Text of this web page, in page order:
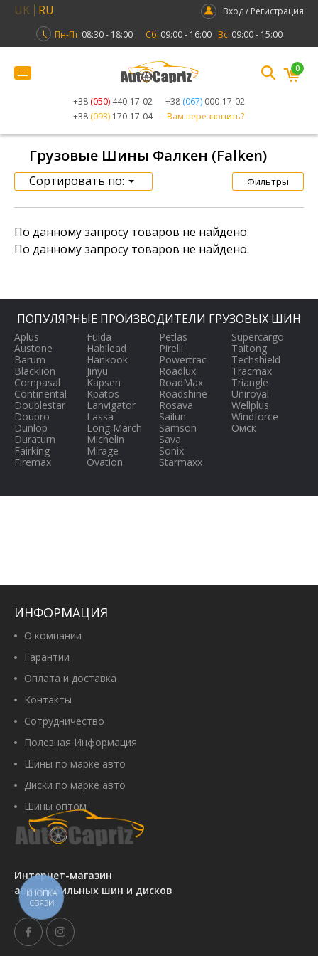
UK RU
Вход / Регистрация
Пн-Пт: 08:30 - 18:00 Сб: 09:00 - 16:00 Вс: 09:00 - 15:00
+38 (050) 440-17-02 +38 (067) 000-17-02
+38 (093) 170-17-04 Вам перезвонить?
0
Грузовые Шины Фалкен (Falken)
Сортировать по: Фильтры
По данному запросу товаров не найдено.
По данному запросу товаров не найдено.
ПОПУЛЯРНЫЕ ПРОИЗВОДИТЕЛИ ГРУЗОВЫХ ШИН
Aplus
Austone
Barum
Blacklion
Compasal
Continental
Doublestar
Doupro
Dunlop
Duraturn
Fairking
Firemax
Fulda
Habilead
Hankook
Jinyu
Kapsen
Kpatos
Lanvigator
Lassa
Long March
Michelin
Mirage
Ovation
Petlas
Pirelli
Powertrac
Roadlux
RoadMax
Roadshine
Rosava
Sailun
Samson
Sava
Sonix
Starmaxx
Supercargo
Taitong
Techshield
Tracmax
Triangle
Uniroyal
Wellplus
Windforce
Омск
Интернет-магазин
автомобильных шин и дисков
ИНФОРМАЦИЯ
О компании
Гарантии
Оплата и доставка
Контакты
Сотрудничество
Полезная Информация
Шины по марке авто
Диски по марке авто
Шины оптом
КНОПКА
СВЯЗИ